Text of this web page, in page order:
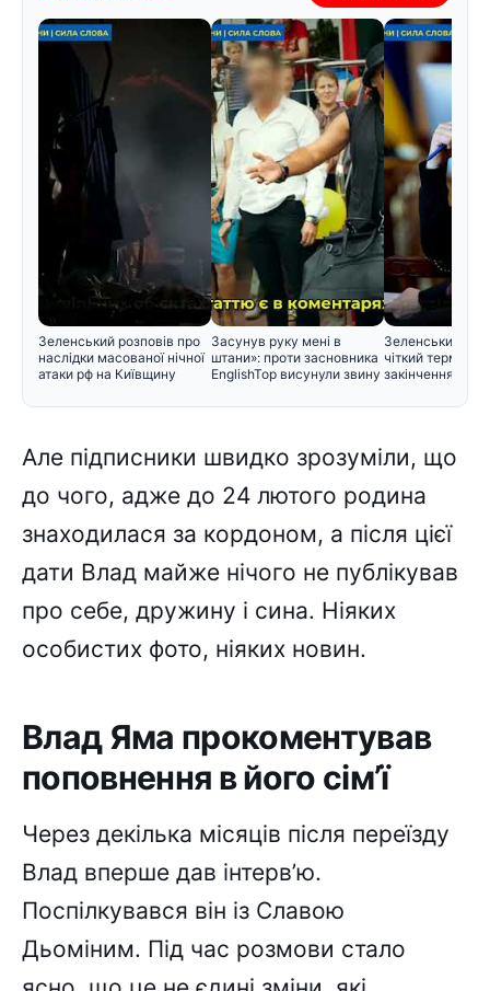
Зеленський розповів про
наслідки масованої нічної
атаки рф на Київщину
Засунув руку мені в
штани»: проти засновника
EnglishTop висунули звину
Зеленський
чіткий термін
закінчення війни
Але підписники швидко зрозуміли, що
до чого, адже до 24 лютого родина
знаходилася за кордоном, а після цієї
дати Влад майже нічого не публікував
про себе, дружину і сина. Ніяких
особистих фото, ніяких новин.
Влад Яма прокоментував
поповнення в його сім’ї
Через декілька місяців після переїзду
Влад вперше дав інтерв’ю.
Поспілкувався він із Славою
Дьоміним. Під час розмови стало